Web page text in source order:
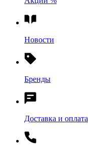
Новости
Бренды
Доставка и оплата